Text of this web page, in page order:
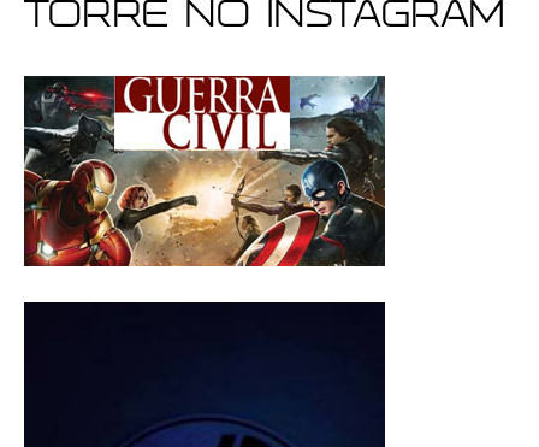
Torre no Instagram